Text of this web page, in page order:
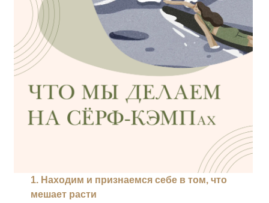
1. Находим и признаемся себе в том, что
мешает расти